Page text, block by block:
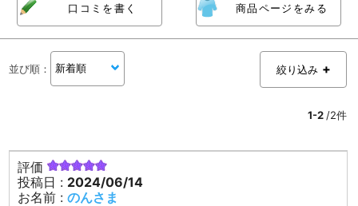
口コミを書く 商品ページをみる
並び順 ： 絞り込み
1-2 /2件
評価
投稿日 : 2024/06/14
お名前 :のんさま